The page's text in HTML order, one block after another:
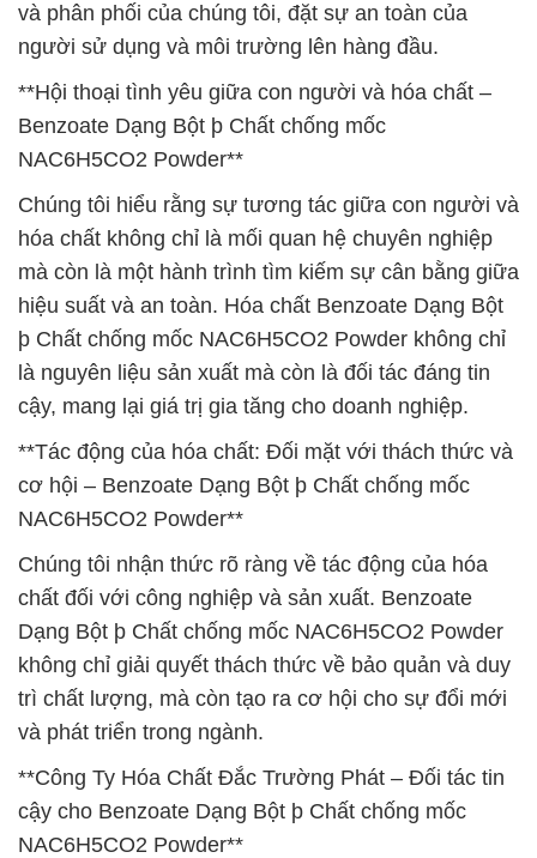
và phân phối của chúng tôi, đặt sự an toàn của
người sử dụng và môi trường lên hàng đầu.
**Hội thoại tình yêu giữa con người và hóa chất –
Benzoate Dạng Bột þ Chất chống mốc
NAC6H5CO2 Powder**
Chúng tôi hiểu rằng sự tương tác giữa con người và
hóa chất không chỉ là mối quan hệ chuyên nghiệp
mà còn là một hành trình tìm kiếm sự cân bằng giữa
hiệu suất và an toàn. Hóa chất Benzoate Dạng Bột
þ Chất chống mốc NAC6H5CO2 Powder không chỉ
là nguyên liệu sản xuất mà còn là đối tác đáng tin
cậy, mang lại giá trị gia tăng cho doanh nghiệp.
**Tác động của hóa chất: Đối mặt với thách thức và
cơ hội – Benzoate Dạng Bột þ Chất chống mốc
NAC6H5CO2 Powder**
Chúng tôi nhận thức rõ ràng về tác động của hóa
chất đối với công nghiệp và sản xuất. Benzoate
Dạng Bột þ Chất chống mốc NAC6H5CO2 Powder
không chỉ giải quyết thách thức về bảo quản và duy
trì chất lượng, mà còn tạo ra cơ hội cho sự đổi mới
và phát triển trong ngành.
**Công Ty Hóa Chất Đắc Trường Phát – Đối tác tin
cậy cho Benzoate Dạng Bột þ Chất chống mốc
NAC6H5CO2 Powder**